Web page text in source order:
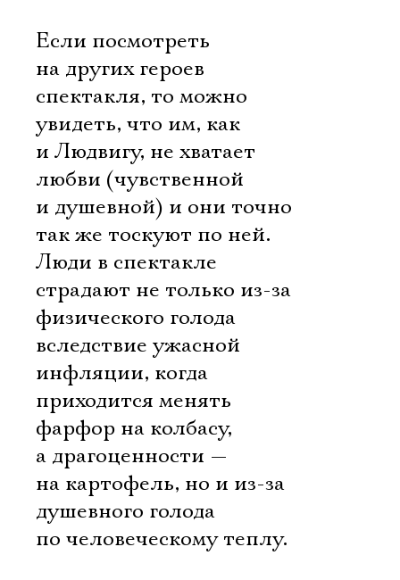
Если посмотреть
на других героев
спектакля, то можно
увидеть, что им, как
и Людвигу, не хватает
любви (чувственной
и душевной) и они точно
так же тоскуют по ней.
Люди в спектакле
страдают не только из-за
физического голода
вследствие ужасной
инфляции, когда
приходится менять
фарфор на колбасу,
а драгоценности —
на картофель, но и из-за
душевного голода
по человеческому теплу.